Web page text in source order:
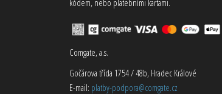
kódem, nebo platebními kartami.
Comgate, a.s.
Gočárova třída 1754 / 48b, Hradec Králové
E-mail: platby-podpora@comgate.cz